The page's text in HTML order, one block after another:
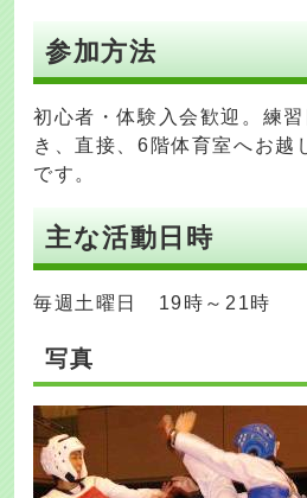
参加方法
初心者・体験入会歓迎。練
き、直接、6階体育室へお越
です。
主な活動日時
毎週土曜日 19時～21時
写真